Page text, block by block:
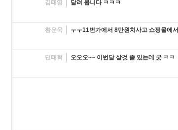
김태영 달려 봅니다 ㅋㅋㅋ
황윤욱 ㅜㅜ11번가에서 8만원치사고 쇼핑몰에
민태혁 오오오~~ 이번달 살것 좀 있는데 굿 ㅋㅋ